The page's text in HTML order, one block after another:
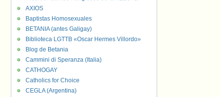
AXIOS
Baptistas Homosexuales
BETANIA (antes Galigay)
Biblioteca LGTTB «Oscar Hermes Villordo»
Blog de Betania
Cammini di Speranza (Italia)
CATHOGAY
Catholics for Choice
CEGLA (Argentina)